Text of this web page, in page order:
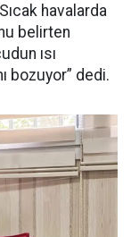
havalarda
belirten
ısı
bozuyor” dedi.